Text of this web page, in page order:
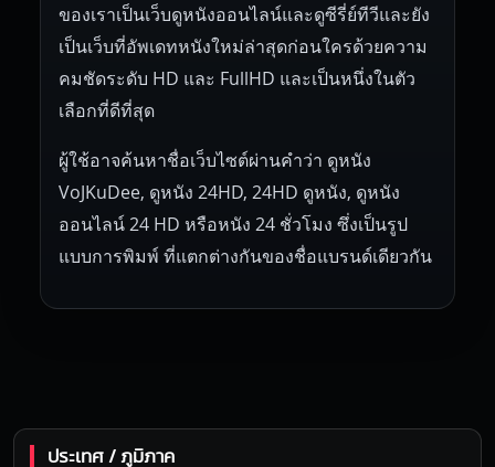
ของเราเป็นเว็บดูหนังออนไลน์และดูซีรี่ย์ทีวีและยัง
เป็นเว็บที่อัพเดทหนังใหม่ล่าสุดก่อนใครด้วยความ
คมชัดระดับ HD และ FullHD และเป็นหนึ่งในตัว
เลือกที่ดีที่สุด
ผู้ใช้อาจค้นหาชื่อเว็บไซต์ผ่านคำว่า ดูหนัง
VoJKuDee, ดูหนัง 24HD, 24HD ดูหนัง, ดูหนัง
ออนไลน์ 24 HD หรือหนัง 24 ชั่วโมง ซึ่งเป็นรูป
แบบการพิมพ์ ที่แตกต่างกันของชื่อแบรนด์เดียวกัน
ประเทศ / ภูมิภาค